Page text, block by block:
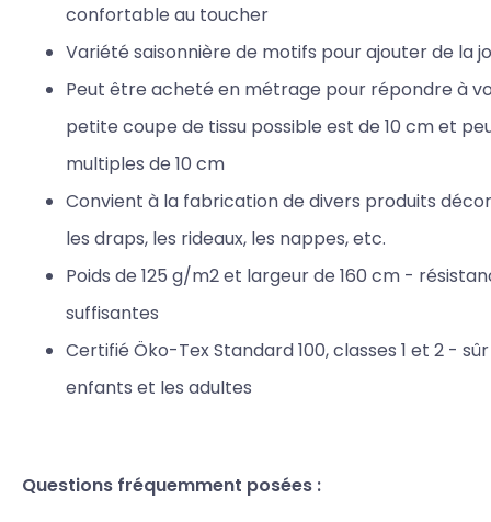
confortable au toucher
Variété saisonnière de motifs pour ajouter de la
Peut être acheté en métrage pour répondre à
petite coupe de tissu possible est de 10 cm et
multiples de 10 cm
Convient à la fabrication de divers produits
les draps, les rideaux, les nappes, etc.
Poids de 125 g/m2 et largeur de 160 cm -
suffisantes
Certifié Öko-Tex Standard 100, classes 1 et 2 -
enfants et les adultes
Questions fréquemment posées :